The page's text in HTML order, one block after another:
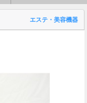
エステ・美容機器